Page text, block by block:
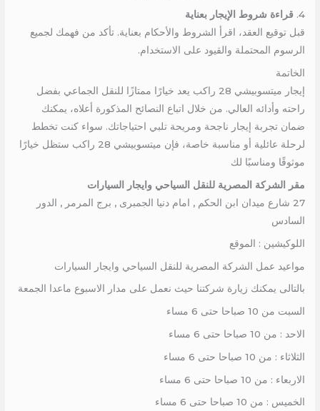
4. قراءة شروط الإيجار بعناية
قبل توقيع العقد، اقرأ الشروط والأحكام بعناية. تأكد من فهمك لجميع
الرسوم المحتملة والقيود على الاستخدام.
الخاتمة
إيجار ميتسوبيشي 28 راكب يعد خيارًا ممتازًا للنقل الجماعي بفضل
راحته وأدائه العالي. من خلال اتباع النصائح المذكورة أعلاه، يمكنك
ضمان تجربة إيجار ناجحة ومريحة تلبي احتياجاتك. سواء كنت تخطط
لرحلة عائلية أو مناسبة خاصة، فإن ميتسوبيشي 28 راكب ستظل خيارًا
موثوقًا ومناسبًا لك
مقر الشركة المصرية للنقل السياحي وايجار السيارات
27 شارع ميدان ابن الحكم , امام دنيا الجمبرى , برج المرمر , الدور
السادس
اللوكيشين : الموقع
مواعيد عمل الشركة المصرية للنقل السياحي وايجار السيارات
بالتالى يمكنك زيارة شركتنا حيث نعمل على مدار الاسبوع ماعدا الجمعة
السبت من 10 صباحا حتى 6 مساء
الاحد : من 10 صباحا حتى 6 مساء
الثلاثاء : من 10 صباحا حتى 6 مساء
الاربعاء : من 10 صباحا حتى 6 مساء
الخميس : من 10 صباحا حتى 6 مساء